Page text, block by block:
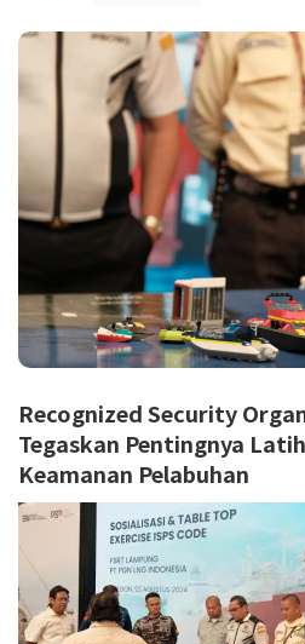
Recognized Security
Tegaskan Pentingnya
Keamanan Pelabuhan